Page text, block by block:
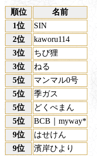
順位
名前
1位
SIN
2位
kaworu114
3位
ちび狸
3位
ねる
5位
マンマル0号
5位
季ガス
5位
どくぺまん
5位
BCB｜myway*
9位
はせけん
9位
濱岸ひより